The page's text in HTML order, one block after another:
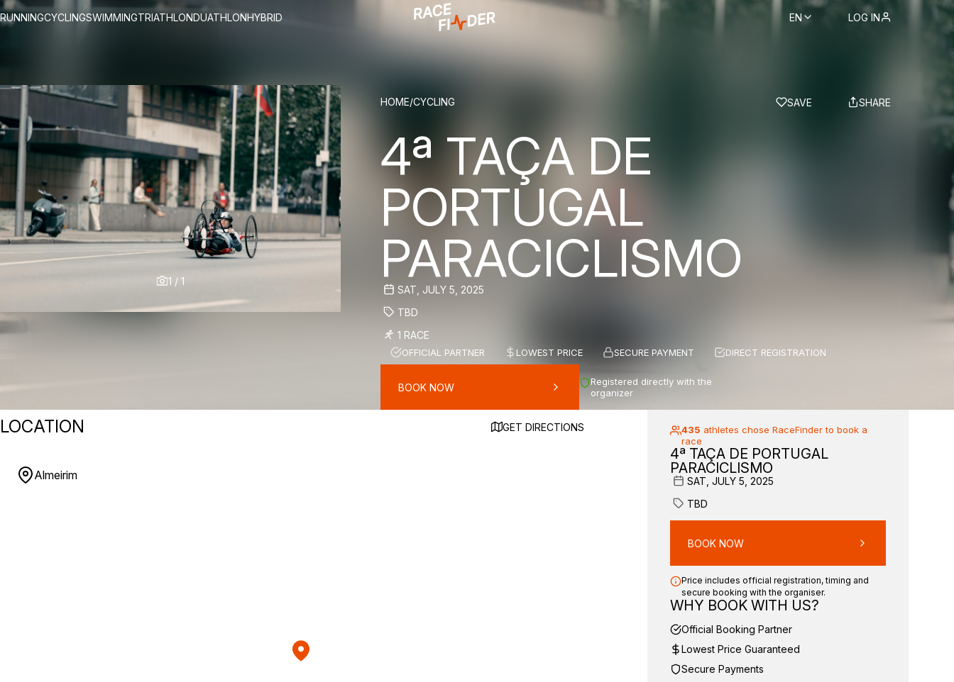
RUNNINGCYCLINGSWIMMINGTRIATHLONDUATHLONHYBRID EN LOG IN
1 / 1
BREADCRUMBS
HOME/CYCLING SAVE SHARE
4ª TAÇA DE
PORTUGAL
PARACICLISMO
SAT, JULY 5, 2025
TBD
1 RACE
OFFICIAL PARTNER LOWEST PRICE SECURE PAYMENT DIRECT REGISTRATION
BOOK NOW
Registered directly with the
organizer
LOCATION GET DIRECTIONS
Almeirim
435 athletes chose RaceFinder to book a
race
4ª TAÇA DE PORTUGAL
PARACICLISMO
SAT, JULY 5, 2025
TBD
BOOK NOW
Price includes official registration, timing and
secure booking with the organiser.
WHY BOOK WITH US?
Official Booking Partner
Lowest Price Guaranteed
Secure Payments